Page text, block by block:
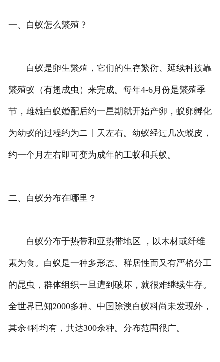
一、白蚁怎么繁殖？
白蚁是卵生繁殖，它们的生存繁衍、延续种族靠
繁殖蚁（有翅成虫）来完成。每年4-6月份是繁殖季
节，雌雄白蚁婚配后约一星期就开始产卵，蚁卵孵化
为幼蚁的过程约为二十天左右。幼蚁经过几次蜕皮，
约一个月左右即可变为成年的工蚁和兵蚁。
二、白蚁分布在哪里？
白蚁分布于热带和亚热带地区 ，以木材或纤维
素为食。白蚁是一种多形态、群居性而又有严格分工
的昆虫，群体组织一旦遭到破坏，就很难继续生存。
全世界已知2000多种。中国除澳白蚁科尚未发现外，
其余4科均有，共达300余种。分布范围很广。